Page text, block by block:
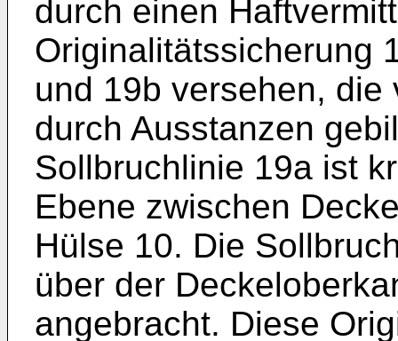
durch einen
Originalitätssicherung
und 19b versehen,
durch Ausstanzen
Sollbruchlinie 19a ist
Ebene zwischen
Hülse 10. Die
über der
angebracht. Diese